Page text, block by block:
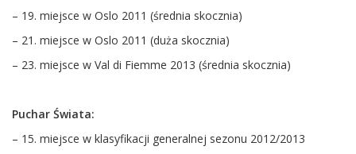
– 19. miejsce w Oslo 2011 (średnia skocznia)
– 21. miejsce w Oslo 2011 (duża skocznia)
– 23. miejsce w Val di Fiemme 2013 (średnia skocznia)
Puchar Świata:
– 15. miejsce w klasyfikacji generalnej sezonu 2012/2013